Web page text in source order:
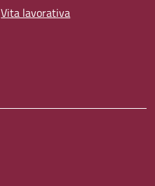
Vita lavorativa